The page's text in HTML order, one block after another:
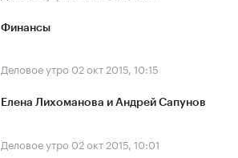
Финансы
Деловое утро 02 окт 2015, 10:15
Елена Лихоманова и Андрей Сапунов
Деловое утро 02 окт 2015, 10:01